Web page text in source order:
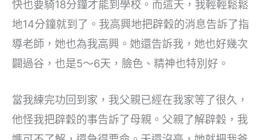
快也要騎18分鐘才能到學校。而這天，我輕輕鬆鬆
地14分鐘就到了。我高興地把辟穀的消息告訴了指
導老師，她也為我高興。她還告訴我，她也好幾次
闢過谷，也是5～6天，臉色、精神也特別好。
當我練完功回到家，我父親已經在我家等了很久，
他怪我把辟穀的事告訴了母親。父親了解辟穀，我